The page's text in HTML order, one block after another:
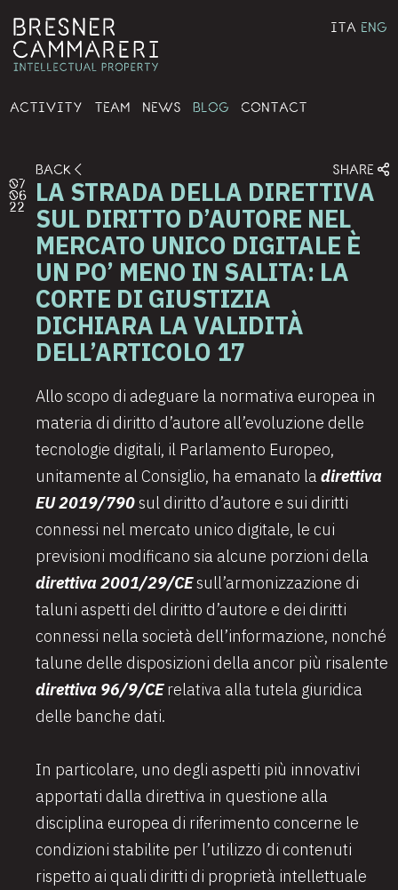
ITA ENG
ACTIVITY TEAM NEWS BLOG CONTACT
07
06
22
BACK SHARE
LA STRADA DELLA DIRETTIVA
SUL DIRITTO D’AUTORE NEL
MERCATO UNICO DIGITALE È
UN PO’ MENO IN SALITA: LA
CORTE DI GIUSTIZIA
DICHIARA LA VALIDITÀ
DELL’ARTICOLO 17
Allo scopo di adeguare la normativa europea in
materia di diritto d’autore all’evoluzione delle
tecnologie digitali, il Parlamento Europeo,
unitamente al Consiglio, ha emanato ladirettiva
EU 2019/790sul diritto d’autore e sui diritti
connessi nel mercato unico digitale, le cui
previsioni modificano sia alcune porzioni della
direttiva 2001/29/CEsull’armonizzazione di
taluni aspetti del diritto d’autore e dei diritti
connessi nella società dell’informazione, nonché
talune delle disposizioni della ancor più risalente
direttiva 96/9/CErelativa alla tutela giuridica
delle banche dati.
In particolare, uno degli aspetti più innovativi
apportati dalla direttiva in questione alla
disciplina europea di riferimento concerne le
condizioni stabilite per l’utilizzo di contenuti
rispetto ai quali diritti di proprietà intellettuale